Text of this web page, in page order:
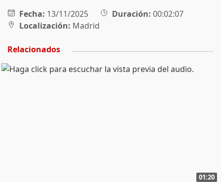
Fecha: 13/11/2025 Duración: 00:02:07
Localización: Madrid
Relacionados
01:20